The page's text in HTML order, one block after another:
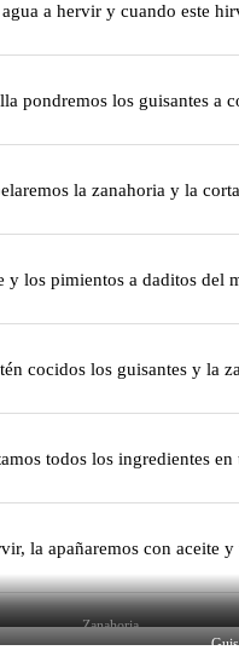
a hervir y cuando este
pondremos los guisantes a
la zanahoria y la
y los pimientos a daditos del
cocidos los guisantes y la
todos los ingredientes
la apañaremos con aceite
Zanahoria